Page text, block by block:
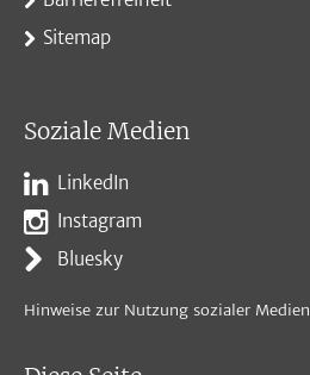
Sitemap
Soziale Medien
LinkedIn
Instagram
Bluesky
Hinweise zur Nutzung sozialer Medien